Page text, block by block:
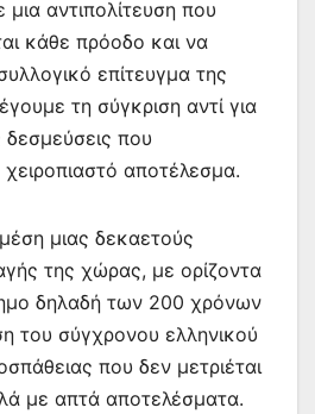
αντιπολίτευση που
κάθε πρόοδο και να
επίτευγμα της
τη σύγκριση αντί για
που
αποτέλεσμα.
μιας δεκαετούς
της χώρας, με ορίζοντα
δηλαδή των 200 χρόνων
του σύγχρονου ελληνικού
που δεν μετριέται
με απτά αποτελέσματα.